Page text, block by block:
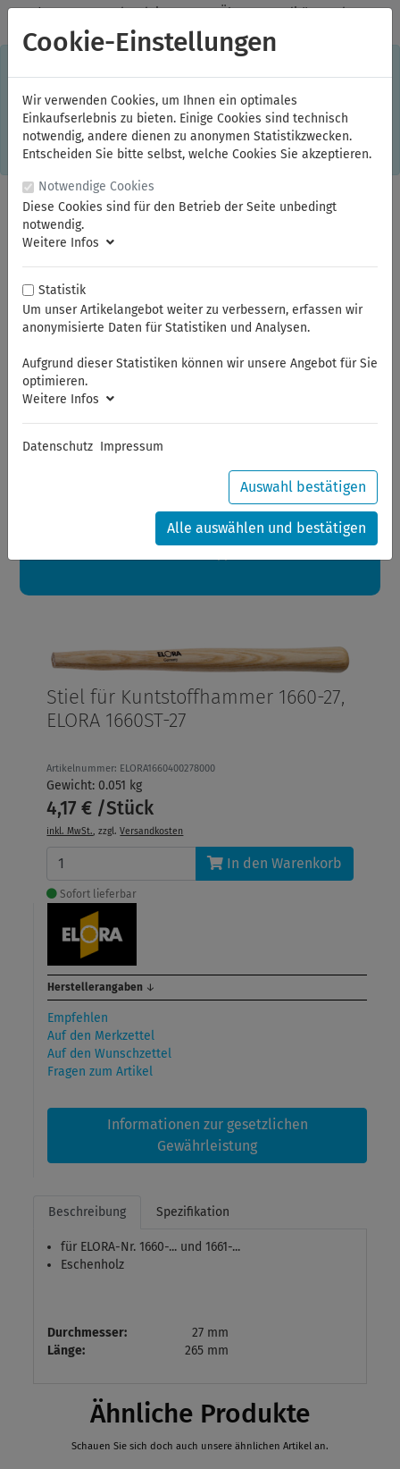
✓Jeden Monat starke Aktionen ✓Über 20 Qualitätsmarken ✓
Kostenlose Lieferung im Inland ab 150,00 Euro Bruttowarenwert
Einkaufserlebnis. Dabei werden beispielsweise die Session-
Informationen oder die Spracheinstellung auf Ihrem Rechner
gespeichert. Ohne Cookies ist der Funktionsumfang des
Online-Shops eingeschränkt. Sind Sie damit nicht
einverstanden, klicken Sie bitte hier.
Sommerferien
Sehr geehrte Kunden,
Ihre Bestellungen in diesem Zeitraum werden ab dem
24.08.2026 verschickt.
Eine schöne Sommerpause
Stiel für Kuntstoffhammer 1660-27,
ELORA 1660ST-27
Artikelnummer: ELORA1660400278000
Gewicht: 0.051 kg
4,17 € /Stück
inkl. MwSt., zzgl.Versandkosten
In den Warenkorb
Sofort lieferbar
Herstellerangaben ↓
Empfehlen
Auf den Merkzettel
Auf den Wunschzettel
Fragen zum Artikel
Informationen zur gesetzlichen
Gewährleistung
Beschreibung Spezifikation
für ELORA-Nr. 1660-... und 1661-...
Eschenholz
Durchmesser:
27 mm
Länge:
265 mm
Ähnliche Produkte
Schauen Sie sich doch auch unsere ähnlichen Artikel an.
Cookie-Einstellungen
Wir verwenden Cookies, um Ihnen ein optimales
Einkaufserlebnis zu bieten. Einige Cookies sind technisch
notwendig, andere dienen zu anonymen Statistikzwecken.
Entscheiden Sie bitte selbst, welche Cookies Sie akzeptieren.
Notwendige Cookies
Diese Cookies sind für den Betrieb der Seite unbedingt
notwendig.
Weitere Infos
Statistik
Um unser Artikelangebot weiter zu verbessern, erfassen wir
anonymisierte Daten für Statistiken und Analysen.
Aufgrund dieser Statistiken können wir unsere Angebot für Sie
optimieren.
Weitere Infos
Datenschutz Impressum
Auswahl bestätigen
Alle auswählen und bestätigen